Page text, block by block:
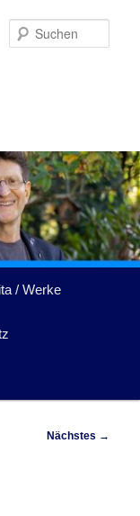
/ Werke
Nächstes →